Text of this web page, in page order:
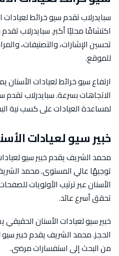
سبايدرلاب تقدم سيو خرائط لعيادات
اكتشافًا محليًا أكبر. سبايدرلاب
تحسين الإشارات، والتصنيفات،
للموقع.
ارتفاع سيو خرائط لعيادات الأسنان
الاتجاهات بسرعة. سبايدرلاب تقدم
لمساعدة العيادات على كسب نية
خبير سيو لعيادات
محمد الشريف يقدم خبير سيو
توجيهًا عالي المستوى. محمد
الأسنان عبر ترتيب الأولويات
تحقق أسرع عائد.
خبير سيو لعيادات الأسنان
الحجز. محمد الشريف يقدم خبير
من البحث إلى استفسارات مرضى.